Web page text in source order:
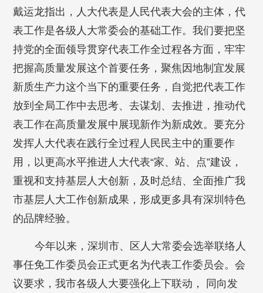
戴运龙指出，人大代表是人民代表大会的主体，代
表工作是各级人大常委会的基础工作。我们要把坚
持党的全面领导贯穿代表工作全过程各方面，牢牢
把握高质量发展这个首要任务，聚焦因地制宜发展
新质生产力这个当下的重要任务，自觉把代表工作
放到全局工作中去思考、去谋划、去推进，推动代
表工作在高质量发展中展现新作为新成效。要充分
发挥人大代表在践行全过程人民民主中的重要作
用，以更高水平推进人大代表“家、站、点”建设，
重视和支持基层人大创新，及时总结、全面推广我
市基层人大工作创新成果，形成更多具有深圳特色
的品牌经验。
今年以来，深圳市、区人大常委会选举联络人
事任免工作委员会正式更名为代表工作委员会。会
议要求，我市各级人大要强化上下联动， 同向发